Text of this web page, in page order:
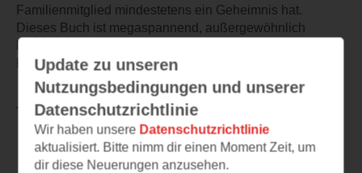
Familienmitglied mindestetens ein Geheimnis hat.
Dieses Buch ist megaspannend, außergewöhnlich
humorvoll, mit teilweise schwarzem Humor und bis zum
Ende weiß man nicht, wer was getan hat.
TEILEN
Weitere Rezensionen
Update zu unseren
Nutzungsbedingungen und unserer
Datenschutzrichtlinie
Wir haben unsere Datenschutzrichtlinie
aktualisiert. Bitte nimm dir einen Moment Zeit, um
dir diese Neuerungen anzusehen.